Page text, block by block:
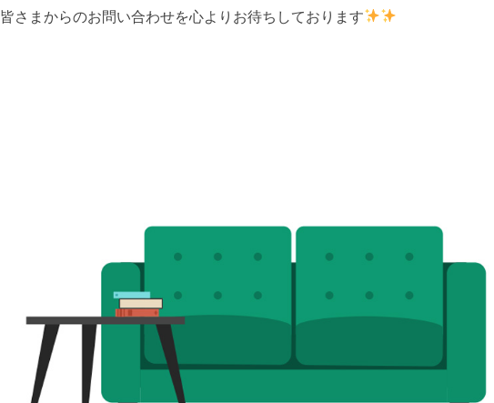
皆さまからのお問い合わせを心よりお待ちしております